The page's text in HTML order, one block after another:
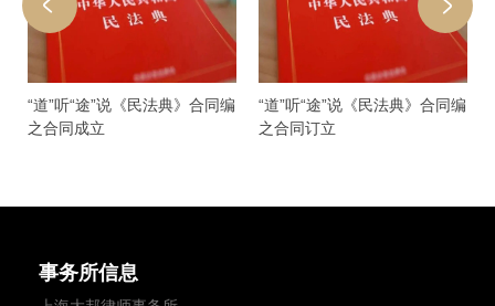
“道”听“途”说《民法典》合同编
之合同成立
“道”听“途”说《民法典》合同编
之合同订立
事务所信息